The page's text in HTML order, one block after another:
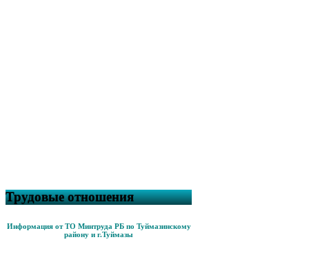
Трудовые отношения
Информация от ТО Минтруда РБ по Туймазинскому
району и г.Туймазы